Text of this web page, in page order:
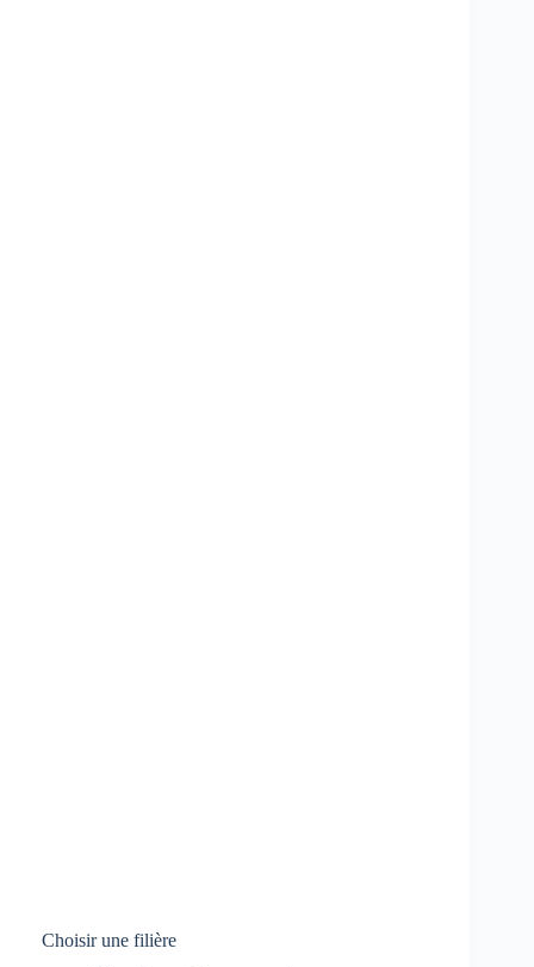
Choisir une filière